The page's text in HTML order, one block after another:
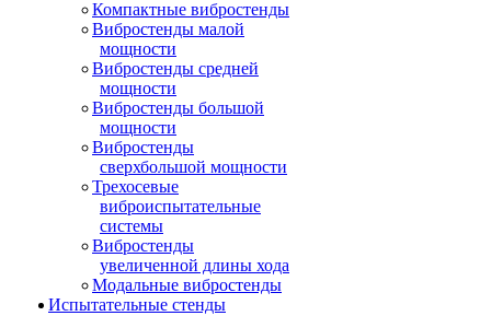
Компактные вибростенды
Вибростенды малой
мощности
Вибростенды средней
мощности
Вибростенды большой
мощности
Вибростенды
сверхбольшой мощности
Трехосевые
виброиспытательные
системы
Вибростенды
увеличенной длины хода
Модальные вибростенды
Испытательные стенды